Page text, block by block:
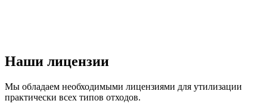
Наши лицензии
Мы обладаем необходимыми лицензиями для утилизации
практически всех типов отходов.